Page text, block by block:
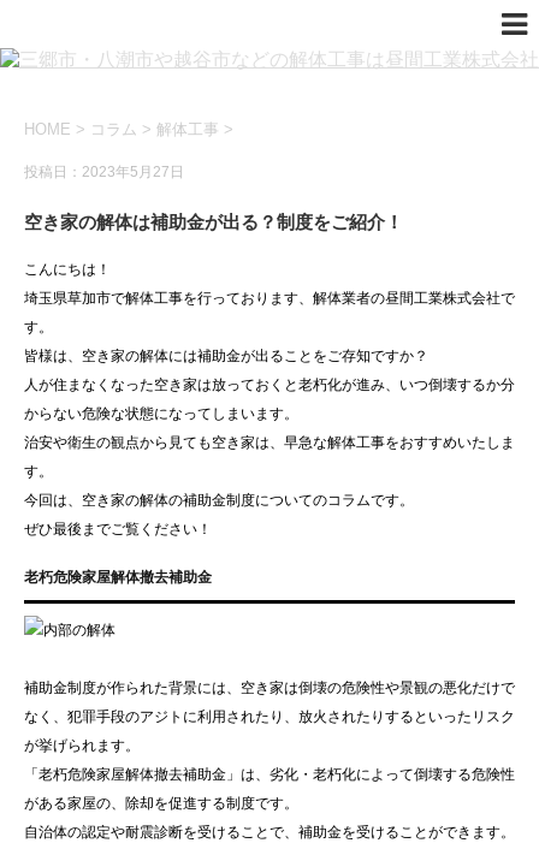
HOME > コラム > 解体工事 >
投稿日：2023年5月27日
空き家の解体は補助金が出る？制度をご紹介！
こんにちは！
埼玉県草加市で解体工事を行っております、解体業者の昼間工業株式会社で
す。
皆様は、空き家の解体には補助金が出ることをご存知ですか？
人が住まなくなった空き家は放っておくと老朽化が進み、いつ倒壊するか分
からない危険な状態になってしまいます。
治安や衛生の観点から見ても空き家は、早急な解体工事をおすすめいたしま
す。
今回は、空き家の解体の補助金制度についてのコラムです。
ぜひ最後までご覧ください！
老朽危険家屋解体撤去補助金
補助金制度が作られた背景には、空き家は倒壊の危険性や景観の悪化だけで
なく、犯罪手段のアジトに利用されたり、放火されたりするといったリスク
が挙げられます。
「老朽危険家屋解体撤去補助金」は、劣化・老朽化によって倒壊する危険性
がある家屋の、除却を促進する制度です。
自治体の認定や耐震診断を受けることで、補助金を受けることができます。